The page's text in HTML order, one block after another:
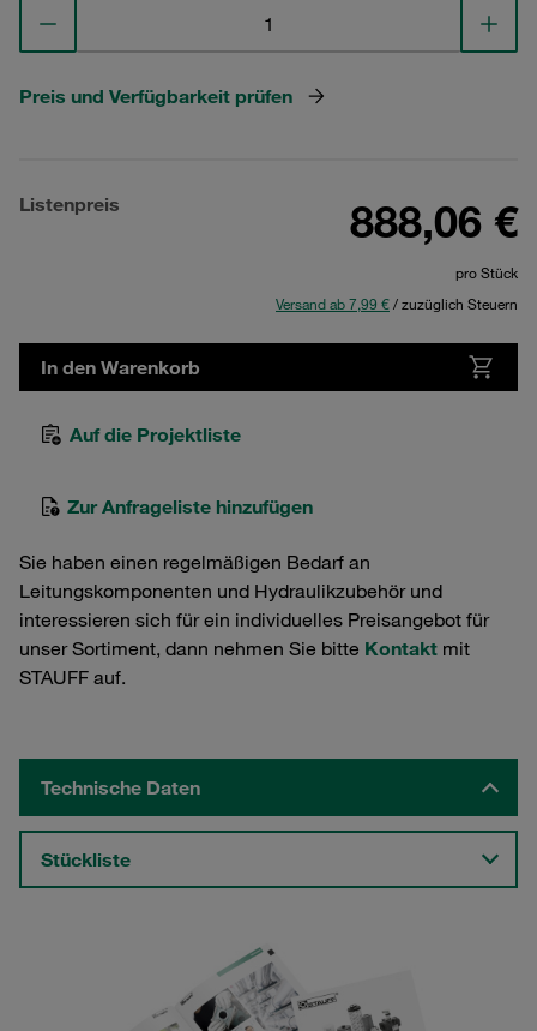
Preis und Verfügbarkeit prüfen
Listenpreis 888,06 €
pro Stück
Versand ab 7,99 €/ zuzüglich Steuern
In den Warenkorb
Auf die Projektliste
Zur Anfrageliste hinzufügen
Sie haben einen regelmäßigen Bedarf an
Leitungskomponenten und Hydraulikzubehör und
interessieren sich für ein individuelles Preisangebot für
unser Sortiment, dann nehmen Sie bitte Kontakt mit
STAUFF auf.
Technische Daten
Stückliste